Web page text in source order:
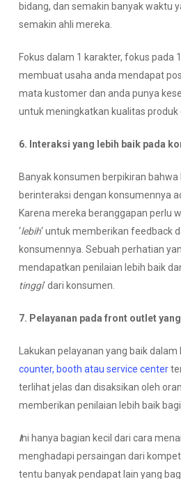
bidang, dan semakin banyak waktu
semakin ahli mereka.
Fokus dalam 1 karakter, fokus pada
membuat usaha anda mendapat
mata kustomer dan anda punya
untuk meningkatkan kualitas produk
6. Interaksi yang lebih baik pada
Banyak konsumen berpikiran
berinteraksi dengan konsumennya
Karena mereka beranggapan perlu
‘lebih‘ untuk memberikan feedback
konsumennya. Sebuah perhatian
mendapatkan penilaian lebih baik
tinggi‘ dari konsumen.
7. Pelayanan pada front outlet
Lakukan pelayanan yang baik
counter, booth atau service center
terlihat jelas dan disaksikan oleh
memberikan penilaian lebih baik
Ini hanya bagian kecil dari cara
menghadapi persaingan dari
tentu banyak pendapat lain yang